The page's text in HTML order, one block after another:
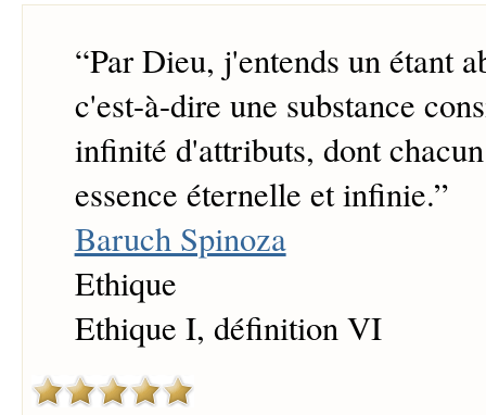
“Par Dieu, j'entends un étant
c'est-à-dire une substance
infinité d'attributs, dont
essence éternelle et infinie.”
Baruch Spinoza
Ethique
Ethique I, définition VI